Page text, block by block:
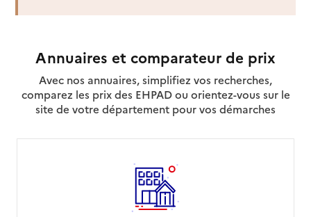
Annuaires et comparateur de prix
Avec nos annuaires, simplifiez vos recherches,
comparez les prix des EHPAD ou orientez-vous sur le
site de votre département pour vos démarches